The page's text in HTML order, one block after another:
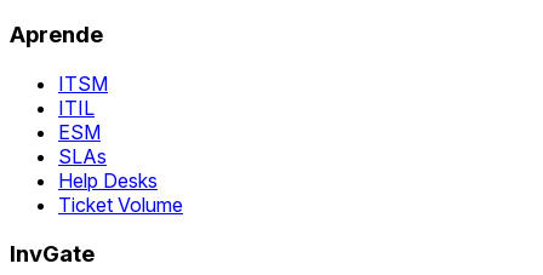
Aprende
ITSM
ITIL
ESM
SLAs
Help Desks
Ticket Volume
InvGate